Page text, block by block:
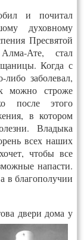
и почитал
духовному
Пресвятой
Ате, стал
Когда с
либо заболевал,
можно строже
после этого
в котором
Владыка
всех наших
чтобы все
напасти.
в благополучии
двери дома у